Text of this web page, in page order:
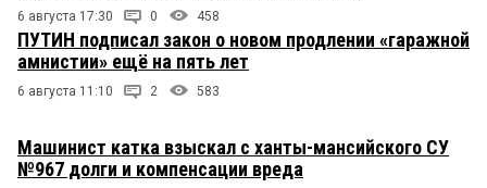
6 августа 17:30 0 458
ПУТИН подписал закон о новом продлении «гаражной
амнистии» ещё на пять лет
6 августа 11:10 2 583
Машинист катка взыскал с ханты-мансийского СУ
№967 долги и компенсации вреда